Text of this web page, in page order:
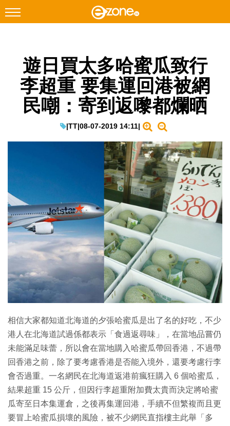
Facebook Instagram
科技焦點
網絡生活
教學評測
生成式AI與雲端應用
Enterprise Digital Transformation
特集
遊日買太多哈蜜瓜致行
李超重 要集運回港被網
民嘲：寄到返嚟都爛晒
|TT|08-07-2019 14:11|
相信大家都知道北海道的夕張哈蜜瓜是出了名的好吃，不少
港人在北海道試過係都表示「食過返尋味」，在當地品嘗仍
未能滿足味蕾，所以會在當地購入哈蜜瓜帶回香港，不過帶
回香港之前，除了要考慮香港是否能入境外，還要考慮行李
會否過重。一名網民在北海道返港前瘋狂購入 6 個哈蜜瓜，
結果超重 15 公斤，但因行李超重附加費太貴而決定將哈蜜
瓜寄至日本集運倉，之後再集運回港，手續不但繁複而且更
要冒上哈蜜瓜損壞的風險，被不少網民直指樓主此舉「多